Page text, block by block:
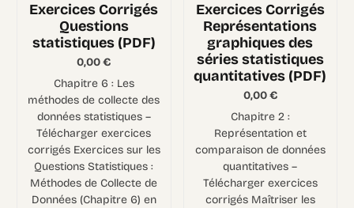
Exercices Corrigés
Questions
statistiques (PDF)
0,00€
Chapitre 6 : Les
méthodes de collecte des
données statistiques –
Télécharger exercices
corrigés Exercices sur les
Questions Statistiques :
Méthodes de Collecte de
Données (Chapitre 6) en
Exercices Corrigés
Représentations
graphiques des
séries statistiques
quantitatives (PDF)
0,00€
Chapitre 2 :
Représentation et
comparaison de données
quantitatives –
Télécharger exercices
corrigés Maîtriser les